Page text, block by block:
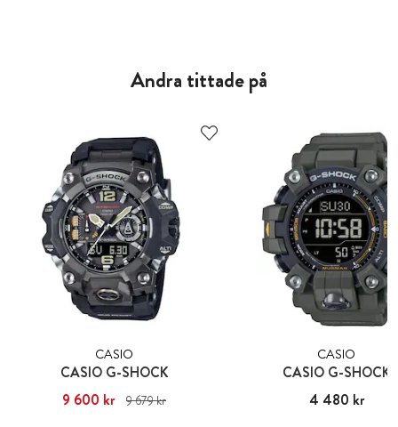
Andra tittade på
CASIO
CASIO G-SHOCK
Nuvarande pris:9 600 krTidigare
9 600 kr 9 679 kr
CASIO
CASIO G-SHOCK
Pris:4 480 kr
4 480 kr